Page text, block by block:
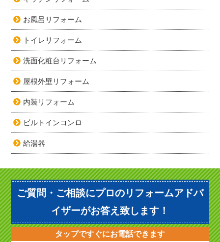
お風呂リフォーム
トイレリフォーム
洗面化粧台リフォーム
屋根外壁リフォーム
内装リフォーム
ビルトインコンロ
給湯器
ご質問・ご相談にプロのリフォームアドバ
イザーがお答え致します！
タップですぐにお電話できます